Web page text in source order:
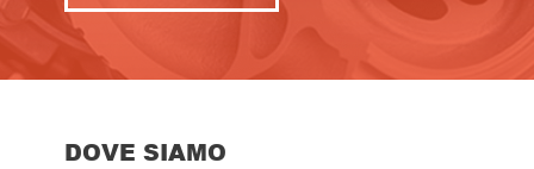
DOVE SIAMO